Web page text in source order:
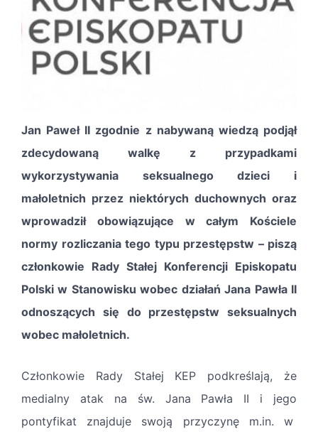
Jan Paweł II zgodnie z nabywaną wiedzą podjął
zdecydowaną walkę z przypadkami
wykorzystywania seksualnego dzieci i
małoletnich przez niektórych duchownych oraz
wprowadził obowiązujące w całym Kościele
normy rozliczania tego typu przestępstw – piszą
członkowie Rady Stałej Konferencji Episkopatu
Polski w Stanowisku wobec działań Jana Pawła II
odnoszących się do przestępstw seksualnych
wobec małoletnich.
Członkowie Rady Stałej KEP podkreślają, że
medialny atak na św. Jana Pawła II i jego
pontyfikat znajduje swoją przyczynę m.in. w